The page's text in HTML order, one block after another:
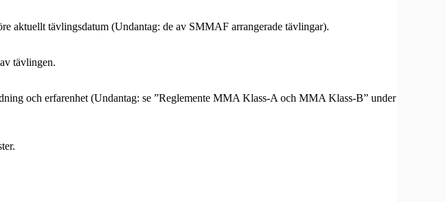
aktuellt tävlingsdatum (Undantag: de av SMMAF arrangerade tävlingar).
tävlingen.
och erfarenhet (Undantag: se ”Reglemente MMA Klass-A och MMA Klass-B” under